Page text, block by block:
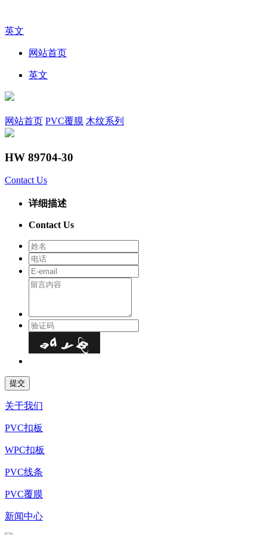
英文
网站首页
英文
网站首页 PVC覆膜 木纹系列
HW 89704-30
Contact Us
详细描述
Contact Us
关于我们
PVC扣板
WPC扣板
PVC线条
PVC覆膜
新闻中心